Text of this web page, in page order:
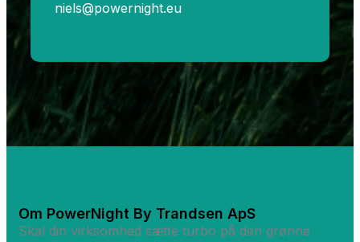
niels@powernight.eu
Om PowerNight By Trandsen ApS
Skal din virksomhed sætte turbo på den grønne